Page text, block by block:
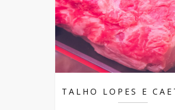
TALHO LOPES E